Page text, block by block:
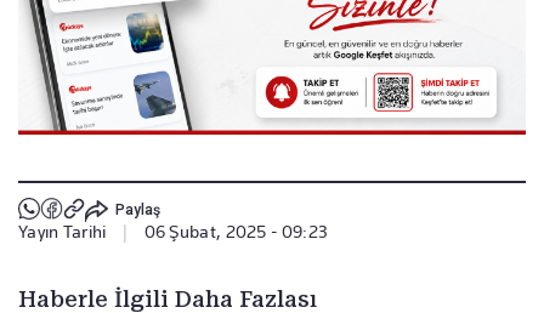
Paylaş
Yayın Tarihi 06 Şubat, 2025 - 09:23
Haberle İlgili Daha Fazlası